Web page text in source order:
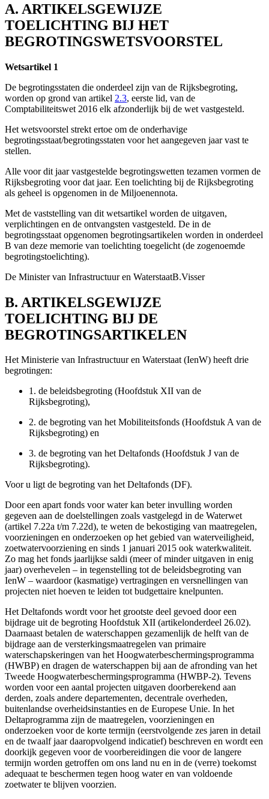
A. ARTIKELSGEWIJZE
TOELICHTING BIJ HET
BEGROTINGSWETSVOORSTEL
Wetsartikel 1
De begrotingsstaten die onderdeel zijn van de Rijksbegroting,
worden op grond van artikel 2.3, eerste lid, van de
Comptabiliteitswet 2016 elk afzonderlijk bij de wet vastgesteld.
Het wetsvoorstel strekt ertoe om de onderhavige
begrotingsstaat/begrotingsstaten voor het aangegeven jaar vast te
stellen.
Alle voor dit jaar vastgestelde begrotingswetten tezamen vormen de
Rijksbegroting voor dat jaar. Een toelichting bij de Rijksbegroting
als geheel is opgenomen in de Miljoenennota.
Met de vaststelling van dit wetsartikel worden de uitgaven,
verplichtingen en de ontvangsten vastgesteld. De in de
begrotingsstaat opgenomen begrotingsartikelen worden in onderdeel
B van deze memorie van toelichting toegelicht (de zogenoemde
begrotingstoelichting).
De Minister van Infrastructuur en WaterstaatB.Visser
B. ARTIKELSGEWIJZE
TOELICHTING BIJ DE
BEGROTINGSARTIKELEN
Het Ministerie van Infrastructuur en Waterstaat (IenW) heeft drie
begrotingen:
1. de beleidsbegroting (Hoofdstuk XII van de
Rijksbegroting),
2. de begroting van het Mobiliteitsfonds (Hoofdstuk A van de
Rijksbegroting) en
3. de begroting van het Deltafonds (Hoofdstuk J van de
Rijksbegroting).
Voor u ligt de begroting van het Deltafonds (DF).
Door een apart fonds voor water kan beter invulling worden
gegeven aan de doelstellingen zoals vastgelegd in de Waterwet
(artikel 7.22a t/m 7.22d), te weten de bekostiging van maatregelen,
voorzieningen en onderzoeken op het gebied van waterveiligheid,
zoetwatervoorziening en sinds 1 januari 2015 ook waterkwaliteit.
Zo mag het fonds jaarlijkse saldi (meer of minder uitgaven in enig
jaar) overhevelen – in tegenstelling tot de beleidsbegroting van
IenW – waardoor (kasmatige) vertragingen en versnellingen van
projecten niet hoeven te leiden tot budgettaire knelpunten.
Het Deltafonds wordt voor het grootste deel gevoed door een
bijdrage uit de begroting Hoofdstuk XII (artikelonderdeel 26.02).
Daarnaast betalen de waterschappen gezamenlijk de helft van de
bijdrage aan de versterkingsmaatregelen van primaire
waterschapskeringen van het Hoogwaterbeschermingsprogramma
(HWBP) en dragen de waterschappen bij aan de afronding van het
Tweede Hoogwaterbeschermingsprogramma (HWBP-2). Tevens
worden voor een aantal projecten uitgaven doorberekend aan
derden, zoals andere departementen, decentrale overheden,
buitenlandse overheidsinstanties en de Europese Unie. In het
Deltaprogramma zijn de maatregelen, voorzieningen en
onderzoeken voor de korte termijn (eerstvolgende zes jaren in detail
en de twaalf jaar daaropvolgend indicatief) beschreven en wordt een
doorkijk gegeven voor de voorbereidingen die voor de langere
termijn worden getroffen om ons land nu en in de (verre) toekomst
adequaat te beschermen tegen hoog water en van voldoende
zoetwater te blijven voorzien.